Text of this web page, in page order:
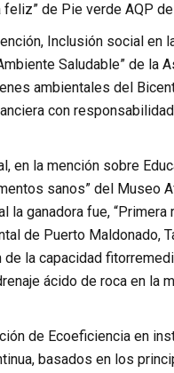
feliz” de Pie verde AQP
Inclusión social
Saludable” de la
ambientales del
con
en la mención sobre
sanos” del Museo
la ganadora fue,
de Puerto Maldonado,
de la capacidad
ácido de roca en la
de Ecoeficiencia en
basados en los